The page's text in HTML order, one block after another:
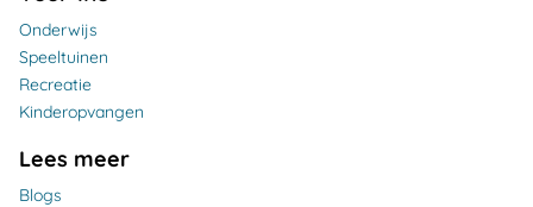
Onderwijs
Speeltuinen
Recreatie
Kinderopvangen
Lees meer
Blogs